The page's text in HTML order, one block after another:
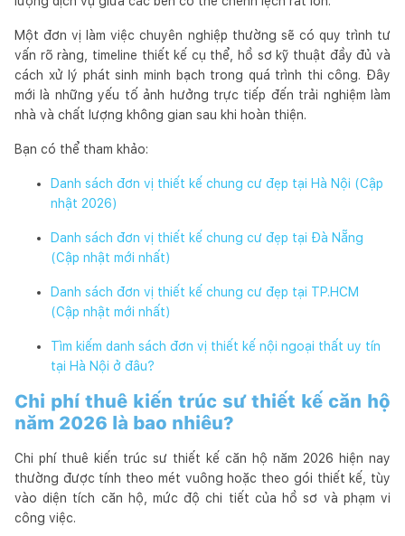
Một đơn vị làm việc chuyên nghiệp thường sẽ có quy trình tư
vấn rõ ràng, timeline thiết kế cụ thể, hồ sơ kỹ thuật đầy đủ và
cách xử lý phát sinh minh bạch trong quá trình thi công. Đây
mới là những yếu tố ảnh hưởng trực tiếp đến trải nghiệm làm
nhà và chất lượng không gian sau khi hoàn thiện.
Bạn có thể tham khảo:
Danh sách đơn vị thiết kế chung cư đẹp tại Hà Nội (Cập
nhật 2026)
Danh sách đơn vị thiết kế chung cư đẹp tại Đà Nẵng
(Cập nhật mới nhất)
Danh sách đơn vị thiết kế chung cư đẹp tại TP.HCM
(Cập nhật mới nhất)
Tìm kiếm danh sách đơn vị thiết kế nội ngoại thất uy tín
tại Hà Nội ở đâu?
Chi phí thuê kiến trúc sư thiết kế căn hộ
năm 2026 là bao nhiêu?
Chi phí thuê kiến trúc sư thiết kế căn hộ năm 2026 hiện nay
thường được tính theo mét vuông hoặc theo gói thiết kế, tùy
vào diện tích căn hộ, mức độ chi tiết của hồ sơ và phạm vi
công việc.